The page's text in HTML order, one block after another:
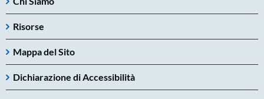
Risorse
Mappa del Sito
Dichiarazione di Accessibilità